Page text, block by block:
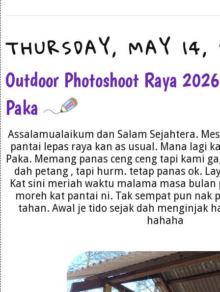
THURSDAY, MAY
Outdoor Photoshoot Raya
Paka
Assalamualaikum dan Salam Sejahtera.
pantai lepas raya kan as usual. Mana lagi
Paka. Memang panas ceng ceng tapi kami
dah petang , tapi hurm. tetap panas ok.
Kat sini meriah waktu malama masa bulan
moreh kat pantai ni. Tak sempat pun nak
tahan. Awal je tido sejak dah menginjak
hahaha